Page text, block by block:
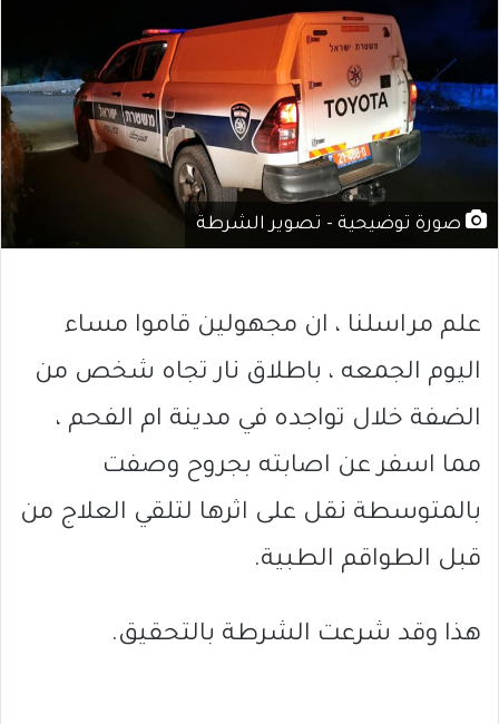
صورة توضيحية - تصوير الشرطة
علم مراسلنا ، ان مجهولين قاموا مساء
اليوم الجمعه ، باطلاق نار تجاه شخص من
الضفة خلال تواجده في مدينة ام الفحم ،
مما اسفر عن اصابته بجروح وصفت
بالمتوسطة نقل على اثرها لتلقي العلاج من
قبل الطواقم الطبية.
هذا وقد شرعت الشرطة بالتحقيق.